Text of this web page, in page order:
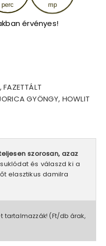
perc mp
érvényes!
FAZETTÁLT
GYÖNGY, HOWLIT
szorosan, azaz
és válaszd ki a
elasztikus damilra
t tartalmazzák! (Ft/db árak,